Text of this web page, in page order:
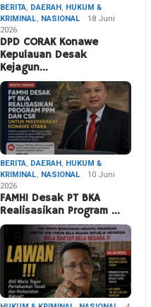
BERITA, DAERAH, HUKUM &
KRIMINAL, NASIONAL
18 Juni
2026
DPD CORAK Konawe
Kepulauan Desak
Kejagun…
BERITA, DAERAH, HUKUM &
KRIMINAL, NASIONAL
10 Juni
2026
FAMHI Desak PT BKA
Realisasikan Program …